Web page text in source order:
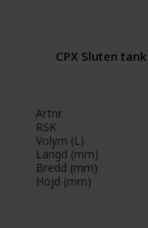
CPX Sluten
Artnr
RSK
Volym (L)
Längd (mm)
Bredd (mm)
Höjd (mm)